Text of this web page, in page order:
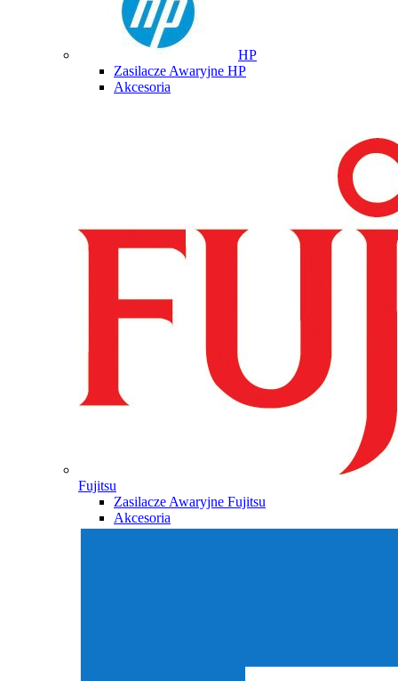
HP
Zasilacze Awaryjne HP
Akcesoria
Fujitsu
Zasilacze Awaryjne Fujitsu
Akcesoria